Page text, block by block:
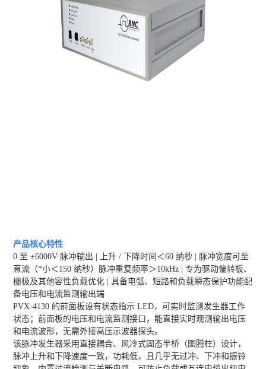
产品核心特性
0 至 ±6000V 脉冲输出 | 上升 / 下降时间＜60 纳秒 | 脉冲宽度可至
直流（*小＜150 纳秒）脉冲重复频率＞10kHz | 专为驱动偏转板、
栅极及其他容性负载优化 | 具备电弧、短路和负载瞬态保护功能配
备电压和电流监测输出端
PVX-4130 的前面板设有状态指示 LED，可实时监测发生器工作
状态；前面板的电压和电流监测接口，能直接实时观测输出电压
和电流波形，无需外接高压示波器探头。
该脉冲发生器采用直接耦合、风冷式固态半桥（图腾柱）设计，
脉冲上升和下降速度一致，功耗低，且几乎无过冲、下冲和振铃